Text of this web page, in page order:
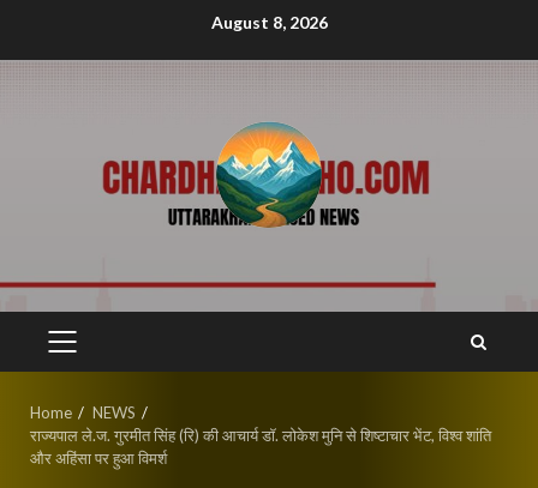
August 8, 2026
PRIMARY
Home
NEWS
राज्यपाल ले.ज. गुरमीत सिंह (रि) की आचार्य डॉ. लोकेश मुनि से शिष्टाचार भेंट, विश्व शांति
और अहिंसा पर हुआ विमर्श